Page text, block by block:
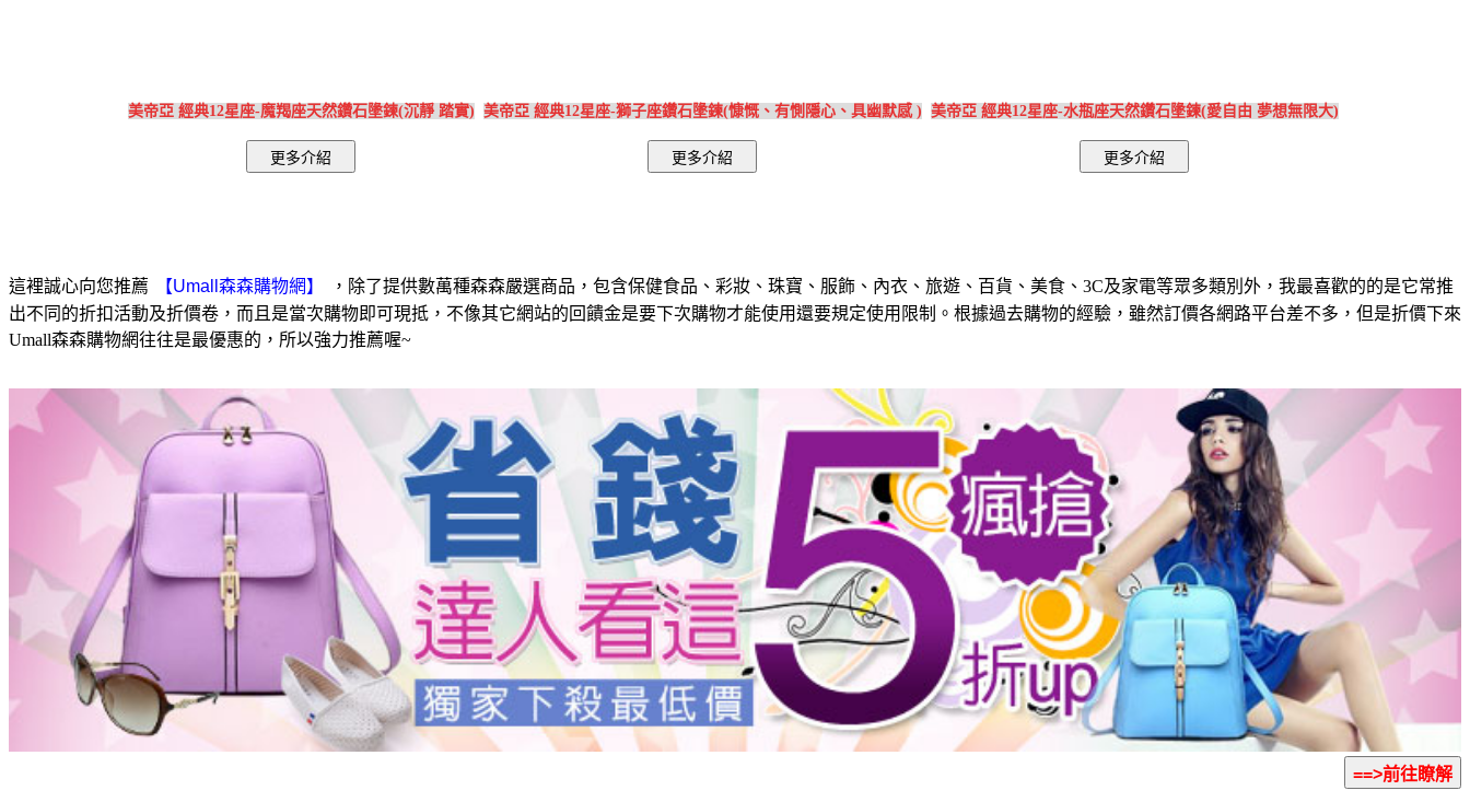
美帝亞 經典12星座-魔羯座天然鑽石墬鍊(沉靜 踏實) 美帝亞 經典12星座-獅子座鑽石墬鍊(慷慨、有惻隱心、具幽默感 ) 美帝亞 經典12星座-水瓶座天然鑽石墬鍊(愛自由 夢想無限大)
這裡誠心向您推薦
，除了提供數萬種森森嚴選商品，包含保健食品、彩妝、珠寶、服飾、內衣、旅遊、百貨、美食、3C及家電等眾多類別外，我最喜歡的的是它常推
出不同的折扣活動及折價卷，而且是當次購物即可現抵，不像其它網站的回饋金是要下次購物才能使用還要規定使用限制。根據過去購物的經驗，雖然訂價各網路平台差不多，但是折價下來
Umall森森購物網往往是最優惠的，所以強力推薦喔~